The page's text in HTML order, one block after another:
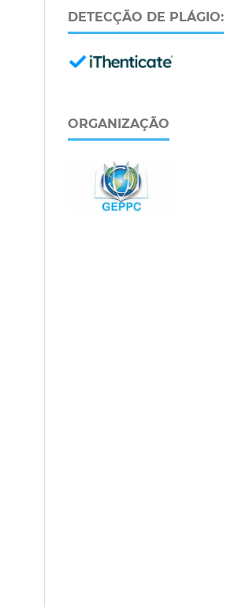
DETECÇÃO DE PLÁGIO:
ORGANIZAÇÃO